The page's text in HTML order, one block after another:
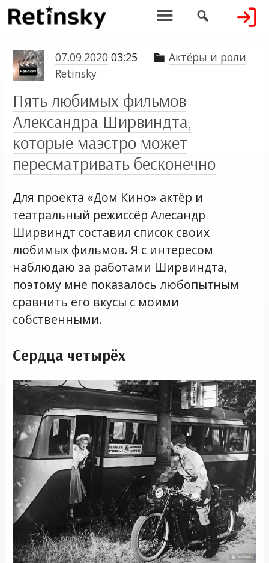
 
07.09.2020 03:25  Актёры и роли
Retinsky
Пять любимых фильмов
Александра Ширвиндта,
которые маэстро может
пересматривать бесконечно
Для проекта «Дом Кино» актёр и
театральный режиссёр Алесандр
Ширвиндт составил список своих
любимых фильмов. Я с интересом
наблюдаю за работами Ширвиндта,
поэтому мне показалось любопытным
сравнить его вкусы с моими
собственными.
Сердца четырёх